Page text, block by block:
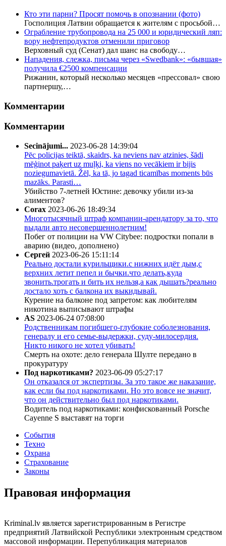
Кто эти парни? Просят помочь в опознании (фото)
Госполиция Латвии обращается к жителям с просьбой…
Ограбление трубопровода на 25 000 и юридический ляп:
вору нефтепродуктов отменили приговор
Верховный суд (Сенат) дал шанс на свободу…
Нападения, слежка, письма через «Swedbank»: «бывшая»
получила €2500 компенсации
Рижанин, который несколько месяцев «прессовал» свою
партнершу,…
Комментарии
Комментарии
Secinājumi... 2023-06-28 14:39:04
Pēc policijas teiktā, skaidrs, ka neviens nav atzinies, šādi
mēģinot paķert uz muļķi, ka viens no vecākiem ir bijis
noziegumavietā. Žēl, ka tā, jo tagad ticamības moments būs
mazāks. Parasti…
Убийство 7-летней Юстине: девочку убили из-за
алиментов?
Corax 2023-06-26 18:49:34
Многотысячный штраф компании-арендатору за то, что
выдали авто несовершеннолетним!
Побег от полиции на VW Citybee: подростки попали в
аварию (видео, дополнено)
Сергей 2023-06-26 15:11:14
Реально достали курильщики.с нижних идёт дым,с
верхних летит пепел и бычки.что делать,куда
звонить.трогать и бить их нельзя,а как дышать?реально
достало хоть с балкона их выкидывай.
Курение на балконе под запретом: как любителям
никотина выписывают штрафы
AS 2023-06-24 07:08:00
Родственникам погибшего-глубокие соболезнования,
генералу и его семье-выдержки, суду-милосердия.
Никто никого не хотел убивать!
Смерть на охоте: дело генерала Шулте передано в
прокуратуру
Под наркотиками? 2023-06-09 05:27:17
Он отказался от экспертизы. За это такое же наказание,
как если бы под наркотиками. Но это вовсе не значит,
что он действительно был под наркотиками.
Водитель под наркотиками: конфискованный Porsche
Cayenne S выставят на торги
События
Техно
Охрана
Страхование
Законы
Правовая информация
Kriminal.lv является зарегистрированным в Регистре
предприятий Латвийской Республики электронным средством
массовой информации. Перепубликация материалов